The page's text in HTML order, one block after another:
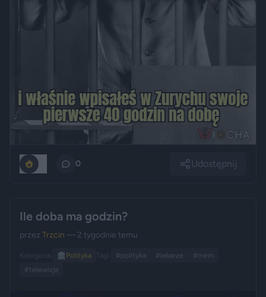
0 Udostępnij
Ile doba ma godzin?
przez Trzcin — 2 tygodnie temu
Kategoria: 🏛️ Polityka Tagi: #polityka #lekarze
#mem
#telewizja